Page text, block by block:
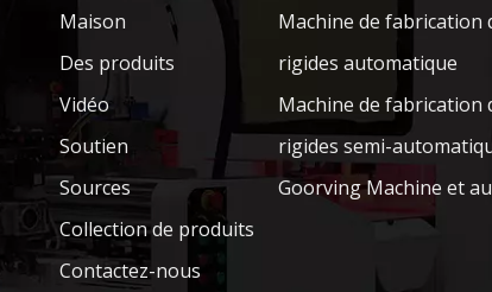
Maison
Des produits
Vidéo
Soutien
Sources
Collection de produits
Contactez-nous
Machine de fabrication
rigides automatique
Machine de fabrication
rigides semi-
Goorving Machine et